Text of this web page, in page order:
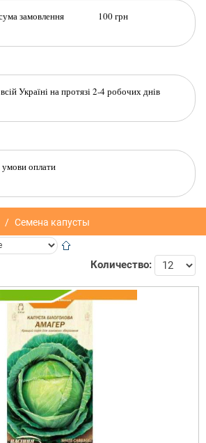
сума замовлення 100 грн
Україні на протязі 2-4 робочих днів
оплати
Семена капусты
Количество: